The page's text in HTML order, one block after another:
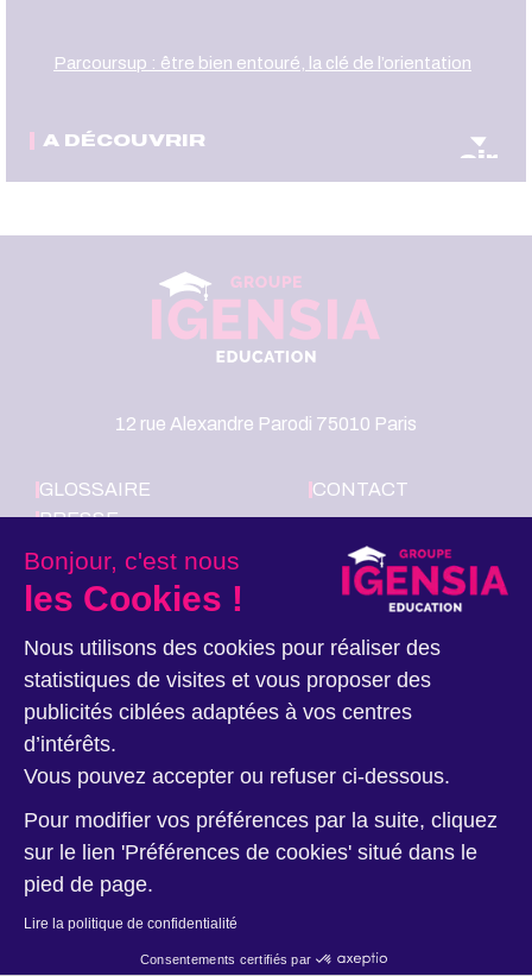
Bonjour, c'est nous
les Cookies !
Nous utilisons des cookies pour réaliser des
statistiques de visites et vous proposer des
publicités ciblées adaptées à vos centres
d’intérêts.
Vous pouvez accepter ou refuser ci-dessous.
Pour modifier vos préférences par la suite, cliquez
sur le lien 'Préférences de cookies' situé dans le
pied de page.
Lire la politique de confidentialité
Consentements certifiés par
Parcoursup : être bien entouré, la clé de l’orientation
A DÉCOUVRIR
oir
12 rue Alexandre Parodi 75010 Paris
GLOSSAIRE
PRESSE
LE GROUPE
IGENSIA
EDUCATION
CONTACT
Nous suivre